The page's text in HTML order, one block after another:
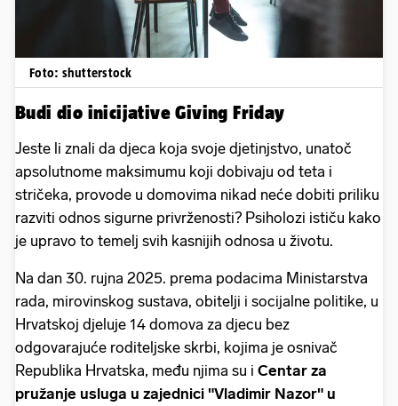
Foto: shutterstock
Budi dio inicijative Giving Friday
Jeste li znali da djeca koja svoje djetinjstvo, unatoč
apsolutnome maksimumu koji dobivaju od teta i
stričeka, provode u domovima nikad neće dobiti priliku
razviti odnos sigurne privrženosti? Psiholozi ističu kako
je upravo to temelj svih kasnijih odnosa u životu.
Na dan 30. rujna 2025. prema podacima Ministarstva
rada, mirovinskog sustava, obitelji i socijalne politike, u
Hrvatskoj djeluje 14 domova za djecu bez
odgovarajuće roditeljske skrbi, kojima je osnivač
Republika Hrvatska, među njima su i Centar za
pružanje usluga u zajednici "Vladimir Nazor" u